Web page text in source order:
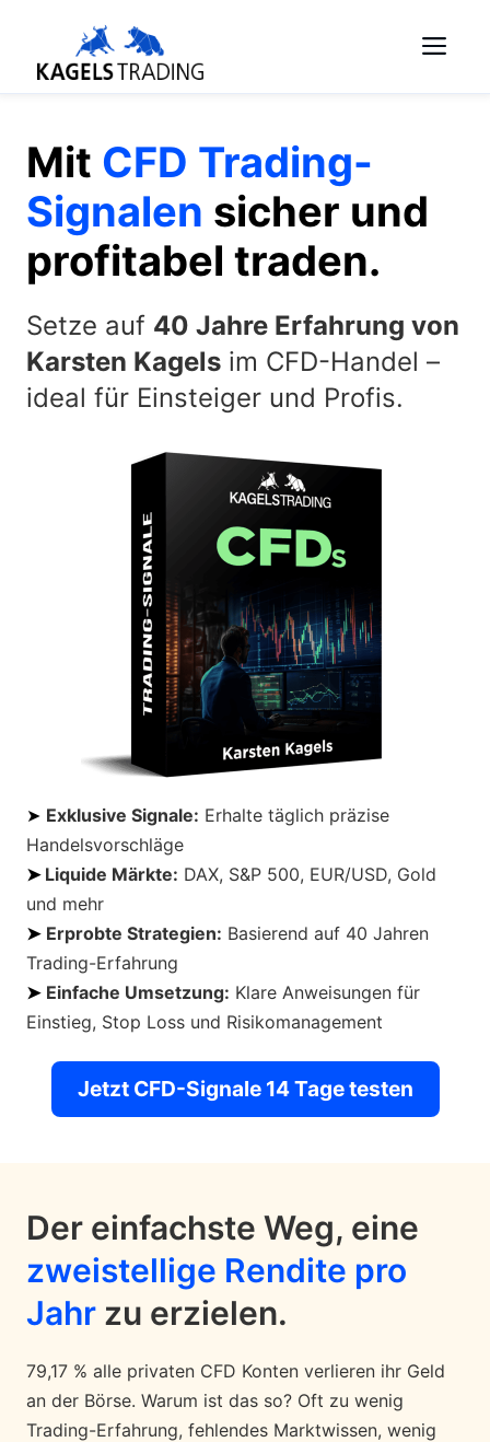
content
Mit CFD Trading-
Signalen sicher und
profitabel traden.
Setze auf 40 Jahre Erfahrung von
Karsten Kagels im CFD-Handel –
ideal für Einsteiger und Profis.
➤ Exklusive Signale: Erhalte täglich präzise
Handelsvorschläge
➤Liquide Märkte: DAX, S&P 500, EUR/USD, Gold
und mehr
➤ Erprobte Strategien: Basierend auf 40 Jahren
Trading-Erfahrung
➤ Einfache Umsetzung: Klare Anweisungen für
Einstieg, Stop Loss und Risikomanagement
Jetzt CFD-Signale 14 Tage testen
Der einfachste Weg, eine
zweistellige Rendite pro
Jahr zu erzielen.
79,17 % alle privaten CFD Konten verlieren ihr Geld
an der Börse. Warum ist das so? Oft zu wenig
Trading-Erfahrung, fehlendes Marktwissen, wenig